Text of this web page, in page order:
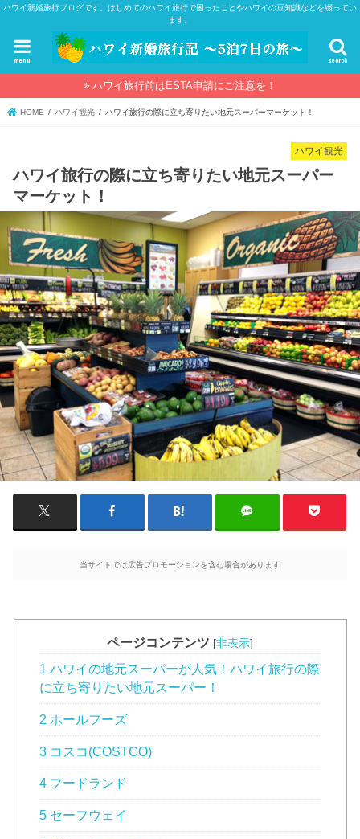
ハワイ新婚旅行ブログです。はじめてのハワイ旅行で困ったことやハワイの豆知識などを綴ってい
ます。
search
menu
ハワイ旅行前はESTA申請にご注意を！
HOME ハワイ観光 ハワイ旅行の際に立ち寄りたい地元スーパーマーケット！
ハワイ観光
ハワイ旅行の際に立ち寄りたい地元スーパー
マーケット！
当サイトでは広告プロモーションを含む場合があります
ページコンテンツ [非表示]
1 ハワイの地元スーパーが人気！ハワイ旅行の際
に立ち寄りたい地元スーパー！
2 ホールフーズ
3 コスコ(COSTCO)
4 フードランド
5 セーフウェイ